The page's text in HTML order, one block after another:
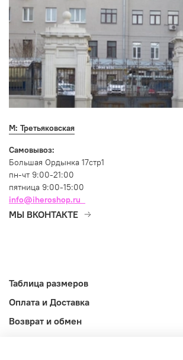
М: Третьяковская
Самовывоз:
Большая Ордынка 17стр1
пн-чт 9:00-21:00
пятница 9:00-15:00
info@iheroshop.ru
МЫ ВКОНТАКТЕ
Таблица размеров
Оплата и Доставка
Возврат и обмен